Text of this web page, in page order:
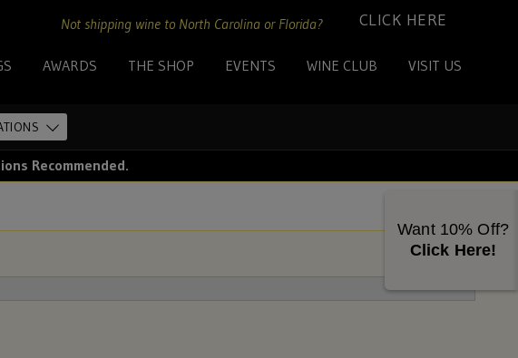
AWARDS THE SHOP EVENTS WINE CLUB VISIT US
Not shipping wine to North Carolina or Florida? CLICK HERE
Recommended.
Want 10% Off?
Click Here!